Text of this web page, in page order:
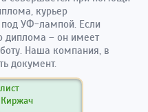
курьер
под УФ-лампой. Если
диплома – он имеет
Наша компания, в
документ.